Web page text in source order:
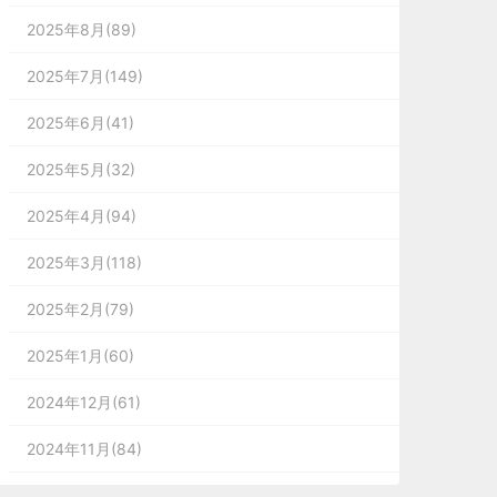
2025年8月(89)
2025年7月(149)
2025年6月(41)
2025年5月(32)
2025年4月(94)
2025年3月(118)
2025年2月(79)
2025年1月(60)
2024年12月(61)
2024年11月(84)